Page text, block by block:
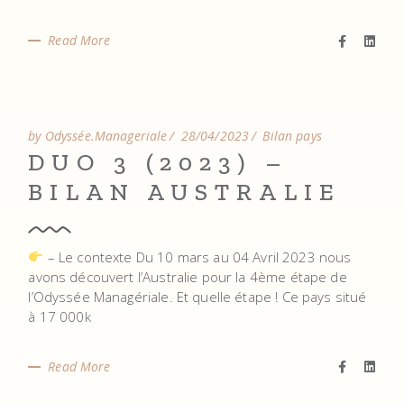
Read More
by Odyssée.Manageriale 28/04/2023 Bilan pays
DUO 3 (2023) –
BILAN AUSTRALIE
– Le contexte Du 10 mars au 04 Avril 2023 nous
avons découvert l’Australie pour la 4ème étape de
l’Odyssée Managériale. Et quelle étape ! Ce pays situé
à 17 000k
Read More